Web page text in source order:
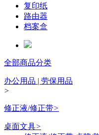
复印纸
路由器
档案盒
全部商品分类
办公用品 | 劳保用品
>
修正液/修正带>
桌面文具>